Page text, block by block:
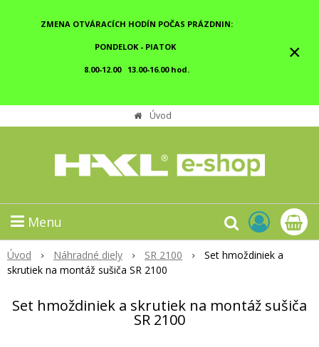
ZMENA OTVÁRACÍCH HODÍN POČAS PRÁZDNIN:
PONDELOK - PIATOK
8.00-12.00 13.00-16.00 hod.
×
Úvod
Menu
Úvod Náhradné diely SR 2100
Set hmoždiniek a
skrutiek na montáž sušiča SR 2100
Set hmoždiniek a skrutiek na montáž sušiča
SR 2100